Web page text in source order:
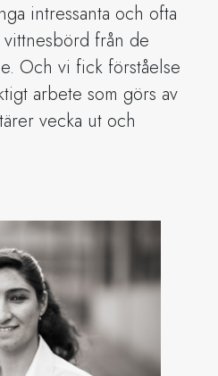
intressanta och ofta
från de
Och vi fick förståelse
arbete som görs av
vecka ut och